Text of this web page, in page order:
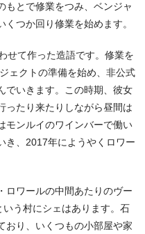
もとで修業をつみ、ベンジャ
つか回り修業を始めます。
せて作った造語です。修業を
ェクトの準備を始め、非公式
でいきます。この時期、彼女
ったり来たりしながら昼間は
モンルイのワインバーで働い
き、2017年にようやくロワー
ロワールの中間あたりのヴー
う村にシェはあります。石
おり、いくつもの小部屋や家